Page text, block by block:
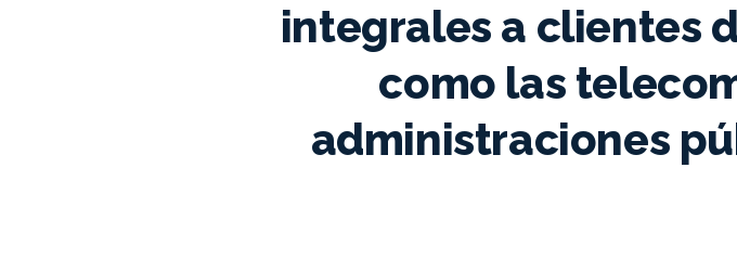
integrales a clientes
como las
administraciones